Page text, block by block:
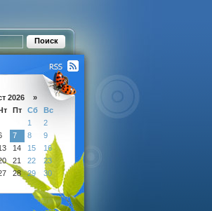
2026 »
Пт Сб
Вс
1
2
7 8
9
14 15
16
21 22
23
28 29
30